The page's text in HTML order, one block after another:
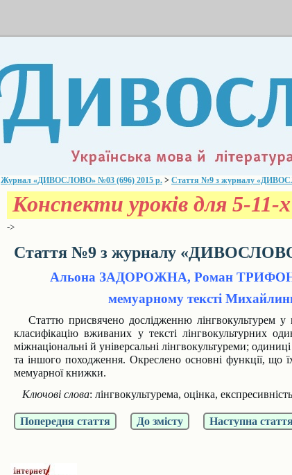
Журнал «ДИВОСЛОВО» №03 (696) 2015 р. > Стаття №9 з журналу
Конспекти уроків для 5-11-
->
Стаття №9 з журналу
Альона ЗАДОРОЖНА, Роман
мемуарному тексті
Статтю присвячено дослідженню лінгвокультурем
класифікацію вживаних у тексті лінгвокультурних
міжнаціональні й універсальні лінгвокультуреми;
та іншого походження. Окреслено основні функції, що
мемуарної книжки.
Ключові слова: лінгвокультурема, оцінка,
Попередня стаття До змісту Наступна